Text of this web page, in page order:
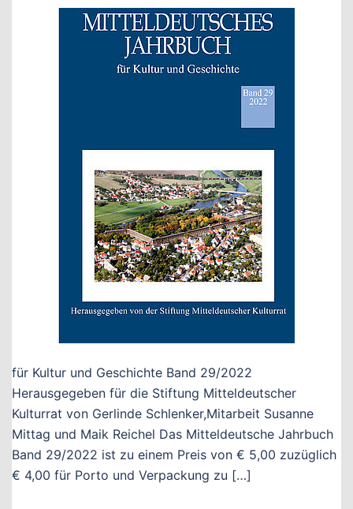
für Kultur und Geschichte Band 29/2022
Herausgegeben für die Stiftung Mitteldeutscher
Kulturrat von Gerlinde Schlenker,Mitarbeit Susanne
Mittag und Maik Reichel Das Mitteldeutsche Jahrbuch
Band 29/2022 ist zu einem Preis von € 5,00 zuzüglich
€ 4,00 für Porto und Verpackung zu […]